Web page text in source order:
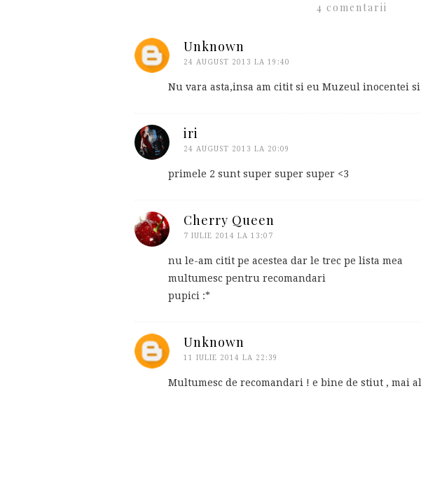
4 comentarii
Unknown
24 AUGUST 2013 LA 19:40
Nu vara asta,insa am citit si eu Muzeul inocentei
iri
24 AUGUST 2013 LA 20:09
primele 2 sunt super super super <3
Cherry Queen
7 IULIE 2014 LA 13:07
nu le-am citit pe acestea dar le trec pe lista mea
multumesc pentru recomandari
pupici :*
Unknown
11 IULIE 2014 LA 22:39
Multumesc de recomandari ! e bine de stiut , mai